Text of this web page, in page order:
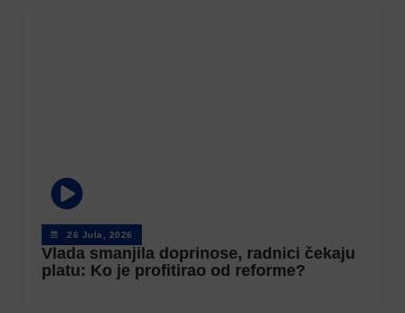
26 Jula, 2026
Vlada smanjila doprinose, radnici čekaju
platu: Ko je profitirao od reforme?